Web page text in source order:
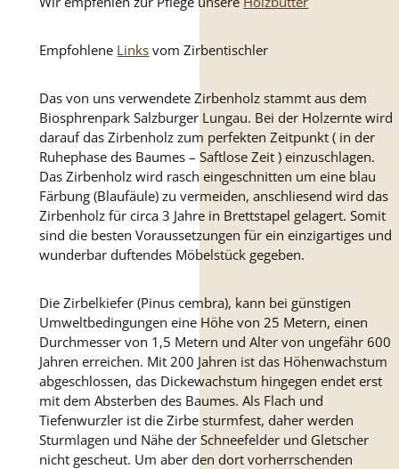
Empfohlene Links vom Zirbentischler
Das von uns verwendete Zirbenholz stammt aus dem
Biosphrenpark Salzburger Lungau. Bei der Holzernte wird
darauf das Zirbenholz zum perfekten Zeitpunkt ( in der
Ruhephase des Baumes – Saftlose Zeit ) einzuschlagen.
Das Zirbenholz wird rasch eingeschnitten um eine blau
Färbung (Blaufäule) zu vermeiden, anschliesend wird das
Zirbenholz für circa 3 Jahre in Brettstapel gelagert. Somit
sind die besten Voraussetzungen für ein einzigartiges und
wunderbar duftendes Möbelstück gegeben.
Die Zirbelkiefer (Pinus cembra), kann bei günstigen
Umweltbedingungen eine Höhe von 25 Metern, einen
Durchmesser von 1,5 Metern und Alter von ungefähr 600
Jahren erreichen. Mit 200 Jahren ist das Höhenwachstum
abgeschlossen, das Dickewachstum hingegen endet erst
mit dem Absterben des Baumes. Als Flach und
Tiefenwurzler ist die Zirbe sturmfest, daher werden
Sturmlagen und Nähe der Schneefelder und Gletscher
nicht gescheut. Um aber den dort vorherrschenden